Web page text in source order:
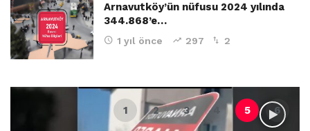
Arnavutköy’ün nüfusu 2024 yılında
344.868’e…
1 yıl önce 297 2